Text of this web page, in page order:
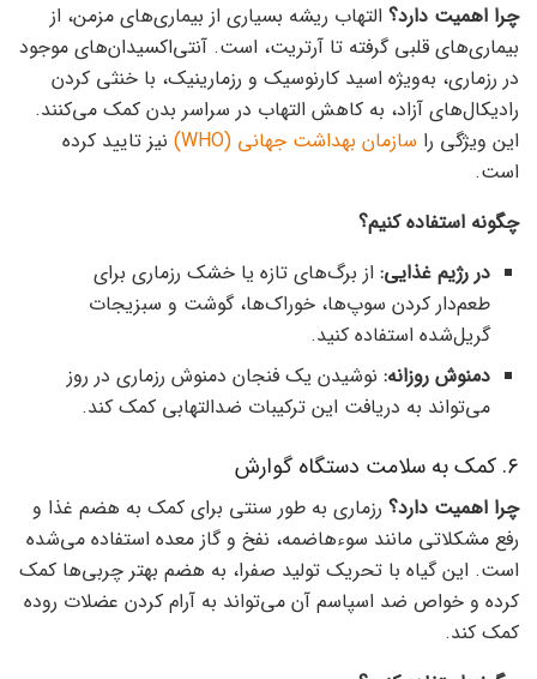
چرا اهمیت دارد؟ التهاب ریشه بسیاری از بیماری‌های مزمن، از
بیماری‌های قلبی گرفته تا آرتریت، است. آنتی‌اکسیدان‌های موجود
در رزماری، به‌ویژه اسید کارنوسیک و رزمارینیک، با خنثی کردن
رادیکال‌های آزاد، به کاهش التهاب در سراسر بدن کمک می‌کنند.
این ویژگی را سازمان بهداشت جهانی (WHO)
نیز تایید کرده
است.
چگونه استفاده کنیم؟
در رژیم غذایی: از برگ‌های تازه یا خشک رزماری برای
طعم‌دار کردن سوپ‌ها، خوراک‌ها، گوشت و سبزیجات
گریل‌شده استفاده کنید.
دمنوش روزانه: نوشیدن یک فنجان دمنوش رزماری در روز
می‌تواند به دریافت این ترکیبات ضدالتهابی کمک کند.
۶. کمک به سلامت دستگاه گوارش
چرا اهمیت دارد؟ رزماری به طور سنتی برای کمک به هضم غذا و
رفع مشکلاتی مانند سوءهاضمه، نفخ و گاز معده استفاده می‌شده
است. این گیاه با تحریک تولید صفرا، به هضم بهتر چربی‌ها کمک
کرده و خواص ضد اسپاسم آن می‌تواند به آرام کردن عضلات روده
کمک کند.